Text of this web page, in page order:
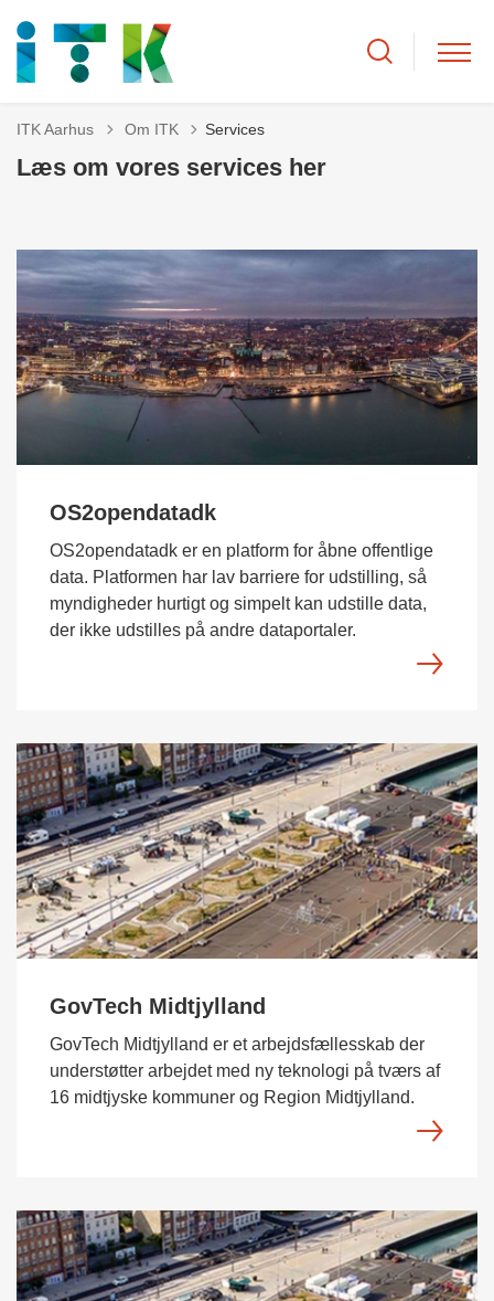
ITK Aarhus Tilbage til
Om ITK Services
Læs om vores services her
OS2opendatadk
OS2opendatadk er en platform for åbne offentlige
data. Platformen har lav barriere for udstilling, så
myndigheder hurtigt og simpelt kan udstille data,
der ikke udstilles på andre dataportaler.
GovTech Midtjylland
GovTech Midtjylland er et arbejdsfællesskab der
understøtter arbejdet med ny teknologi på tværs af
16 midtjyske kommuner og Region Midtjylland.